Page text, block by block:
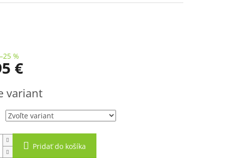
–25 %
€
variant
Pridať do košíka